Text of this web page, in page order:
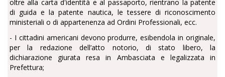
oltre alla carta d'identità e al passaporto, rientrano la patente
di guida e la patente nautica, le tessere di riconoscimento
ministeriali o di appartenenza ad Ordini Professionali, ecc.
- I cittadini americani devono produrre, esibendola in originale,
per la redazione dell’atto notorio, di stato libero, la
dichiarazione giurata resa in Ambasciata e legalizzata in
Prefettura;